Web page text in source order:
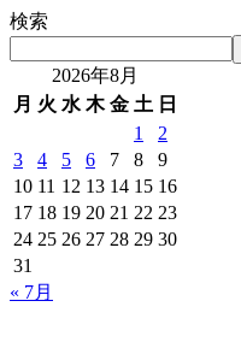
検索
2026年8月
月 火 水 木 金 土 日
1
2
3
4 5 6 7 8
9
10 11 12 13 14 15 16
17 18 19 20 21 22 23
24 25 26 27 28 29 30
31
« 7月